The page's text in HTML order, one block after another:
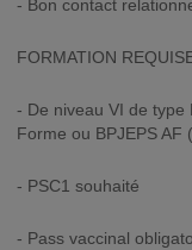
- Bon contact
FORMATION
- De niveau VI de type
Forme ou BPJEPS AF
- PSC1 souhaité
- Pass vaccinal